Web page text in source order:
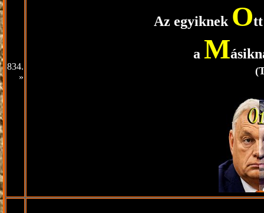
834.
»
Az egyiknek O
a M